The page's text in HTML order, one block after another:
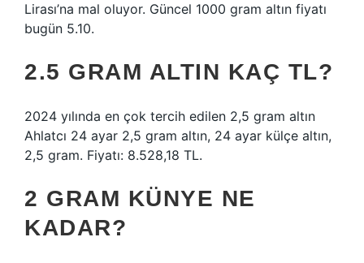
Lirası’na mal oluyor. Güncel 1000 gram altın fiyatı
bugün 5.10.
2.5 GRAM ALTIN KAÇ TL?
2024 yılında en çok tercih edilen 2,5 gram altın
Ahlatcı 24 ayar 2,5 gram altın, 24 ayar külçe altın,
2,5 gram. Fiyatı: 8.528,18 TL.
2 GRAM KÜNYE NE
KADAR?